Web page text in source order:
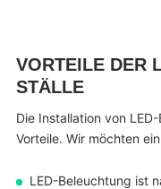
VORTEILE DER
STÄLLE
Die Installation von
Vorteile. Wir möchten
LED-Beleuchtung ist